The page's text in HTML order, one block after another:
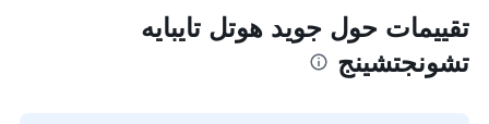
تقييمات حول جويد هوتل تايبايه
تشونجتشينج